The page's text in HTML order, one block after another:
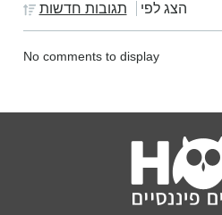
הצג לפי תגובות חדשות
No comments to display